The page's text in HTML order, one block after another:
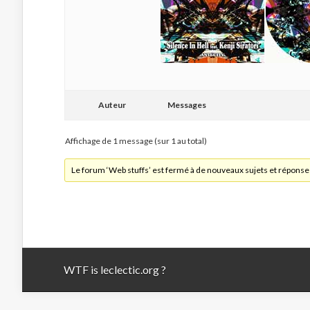
Auteur Messages
Affichage de 1 message (sur 1 au total)
Le forum ‘Web stuffs’ est fermé à de nouveaux sujets et
WTF is leclectic.org ?